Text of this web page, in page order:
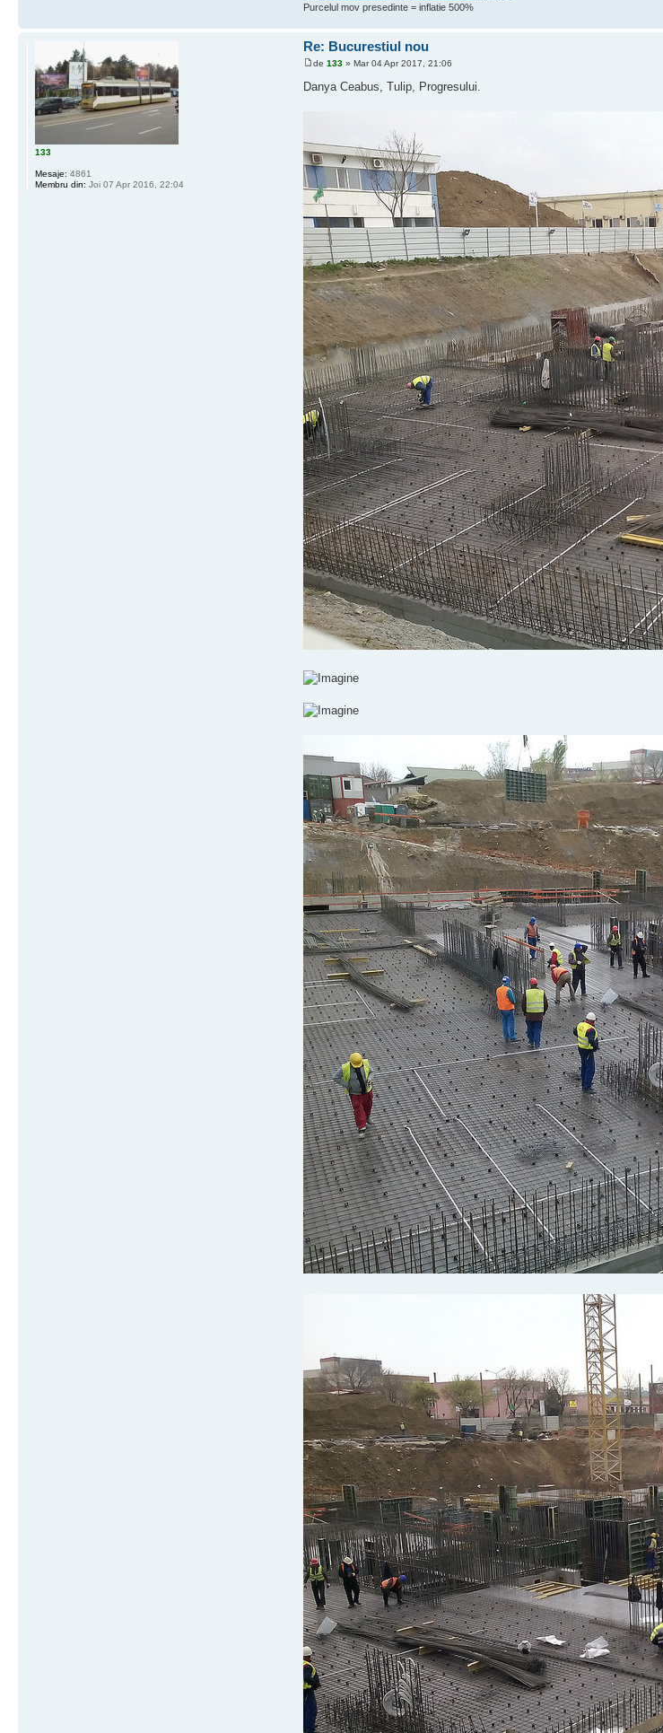
Purcelul mov presedinte = inflatie 500%
Re: Bucurestiul nou
de133 » Mar 04 Apr 2017, 21:06
Danya Ceabus, Tulip, Progresului.
133
Mesaje: 4861
Membru din: Joi 07 Apr 2016, 22:04